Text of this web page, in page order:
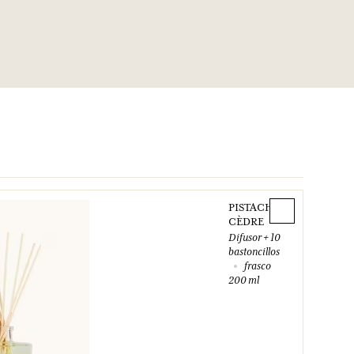
PISTACHE
CÈDRE
Difusor + 10
bastoncillos
frasco
200 ml